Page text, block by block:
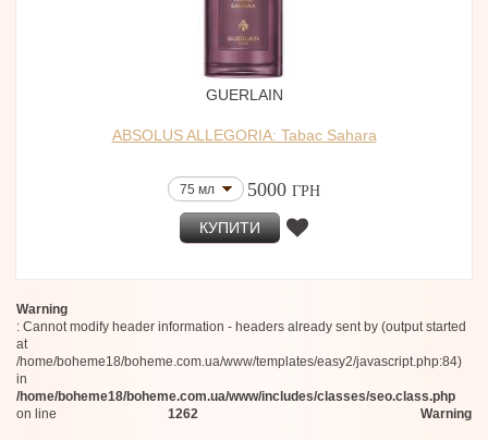
GUERLAIN
ABSOLUS ALLEGORIA: Tabac Sahara
75 мл 5000 ГРН
КУПИТИ
Warning
: Cannot modify header information - headers already sent by (output started
at
/home/boheme18/boheme.com.ua/www/templates/easy2/javascript.php:84)
in
/home/boheme18/boheme.com.ua/www/includes/classes/seo.class.php
on line
1262 Warning